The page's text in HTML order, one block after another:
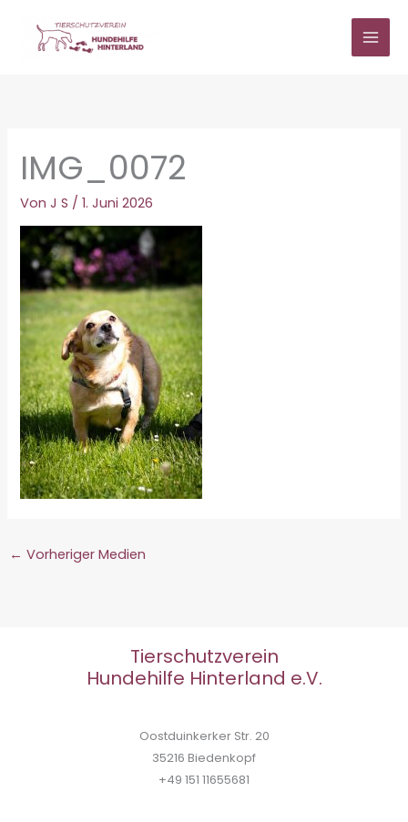
springen
IMG_0072
VonJ S /1. Juni 2026
← Vorheriger Medien
Tierschutzverein
Hundehilfe Hinterland e.V.
Oostduinkerker Str. 20
35216 Biedenkopf
+49 151 11655681